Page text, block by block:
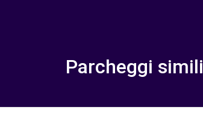
Parcheggi simili